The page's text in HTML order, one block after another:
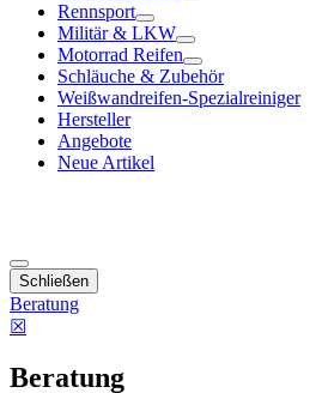
Rennsport
Militär & LKW
Motorrad Reifen
Schläuche & Zubehör
Weißwandreifen-Spezialreiniger
Hersteller
Angebote
Neue Artikel
Schließen
Beratung
☒
Beratung